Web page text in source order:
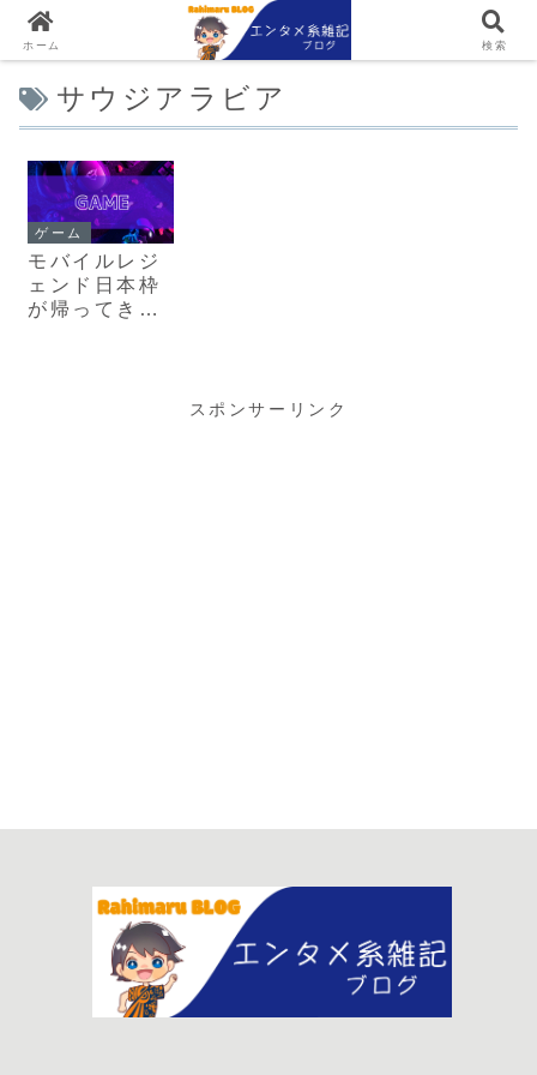
サウジアラビア
ゲーム
モバイルレジ
ェンド日本枠
が帰ってき
スポンサーリンク
ホーム 検索